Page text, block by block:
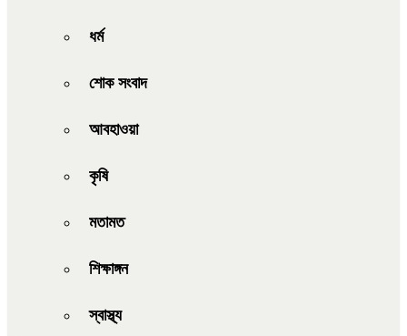
ধর্ম
শোক সংবাদ
আবহাওয়া
কৃষি
মতামত
শিক্ষাঙ্গন
স্বাস্থ্য